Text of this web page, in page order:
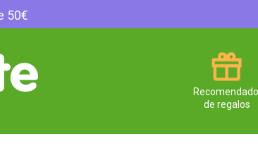
50€
de regalos